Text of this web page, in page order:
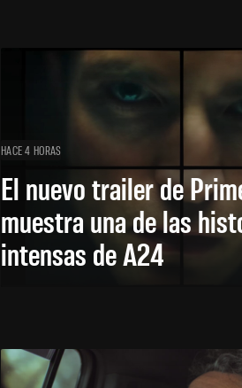
HACE 4 HORAS
El nuevo trailer de
muestra una de las
intensas de A24